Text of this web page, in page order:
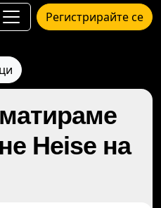
Регистрирайте се
Heise на